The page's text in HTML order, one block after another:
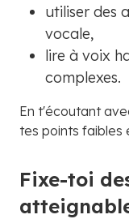
utiliser des
vocale,
lire à voix
complexes.
En t'écoutant
tes points faibles
Fixe-toi